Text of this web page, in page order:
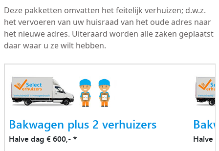
Deze pakketten omvatten het feitelijk verhuizen; d.w.z.
het vervoeren van uw huisraad van het oude adres naar
het nieuwe adres. Uiteraard worden alle zaken geplaatst
daar waar u ze wilt hebben.
Bakwagen plus 2 verhuizers
Halve dag € 600,-*
Halve